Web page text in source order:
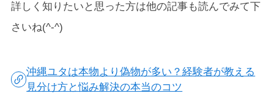
詳しく知りたいと思った方は他の記事も読んでみて下
さいね(^-^)
沖縄ユタは本物より偽物が多い？経験者が教える
見分け方と悩み解決の本当のコツ